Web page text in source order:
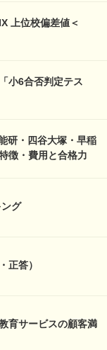
上位校偏差値＜
小6合否判定テス
研・四谷大塚・早稲
徴・費用と合格力
グ
正答）
育サービスの顧客満